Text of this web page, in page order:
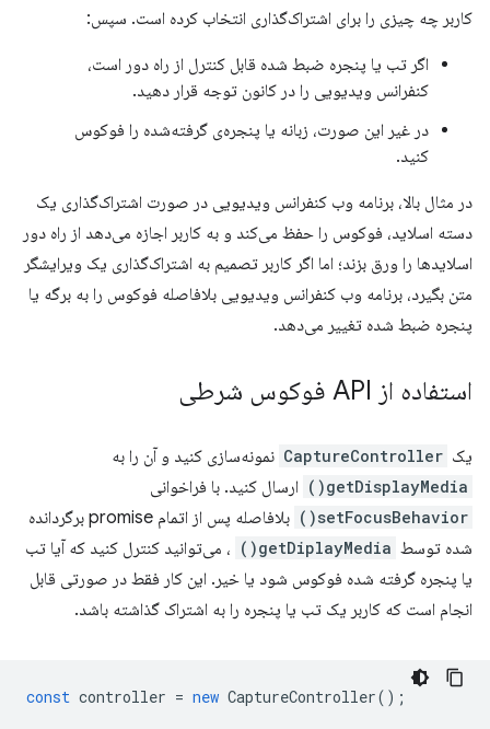
کاربر چه چیزی را برای اشتراک‌گذاری انتخاب کرده است. سپس:
اگر تب یا پنجره ضبط شده قابل کنترل از راه دور است،
کنفرانس ویدیویی را در کانون توجه قرار دهید.
در غیر این صورت، زبانه یا پنجره‌ی گرفته‌شده را فوکوس
کنید.
در مثال بالا، برنامه وب کنفرانس ویدیویی در صورت اشتراک‌گذاری یک
دسته اسلاید، فوکوس را حفظ می‌کند و به کاربر اجازه می‌دهد از راه دور
اسلایدها را ورق بزند؛ اما اگر کاربر تصمیم به اشتراک‌گذاری یک ویرایشگر
متن بگیرد، برنامه وب کنفرانس ویدیویی بلافاصله فوکوس را به برگه یا
پنجره ضبط شده تغییر می‌دهد.
استفاده از API فوکوس شرطی
یک CaptureController نمونه‌سازی کنید و آن را به
getDisplayMedia() ارسال کنید. با فراخوانی
setFocusBehavior()
بلافاصله پس از اتمام promise برگردانده
شده توسط getDiplayMedia()
، می‌توانید کنترل کنید که آیا تب
یا پنجره گرفته شده فوکوس شود یا خیر. این کار فقط در صورتی قابل
انجام است که کاربر یک تب یا پنجره را به اشتراک گذاشته باشد.
const controller = new CaptureController();